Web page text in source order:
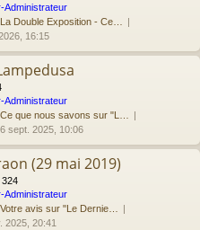
Administrateur
Double Exposition - Ce…
16:15
Administrateur
que nous savons sur "L…
sept. 2025, 10:06
(29 mai 2019)
324
Administrateur
avis sur "Le Dernie…
2025, 20:41